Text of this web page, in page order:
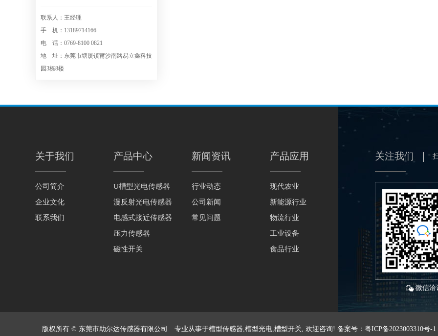
联系人：王经理
手 机：13189714166
电 话：0769-8100 0821
地 址：东莞市塘厦镇莆沙南路易立鑫科技
园3栋8楼
关于我们
公司简介
企业文化
联系我们
产品中心
U槽型光电传感器
漫反射光电传感器
电感式接近传感器
压力传感器
磁性开关
新闻资讯
行业动态
公司新闻
常见问题
产品应用
现代农业
新能源行业
物流行业
工业设备
食品行业
关注我们
微信洽
版权所有 © 东莞市助尔达传感器有限公司 专业从事于槽型传感器,槽型光电,槽型开关, 欢迎咨询! 备案号： 粤ICP备2023003310号-1